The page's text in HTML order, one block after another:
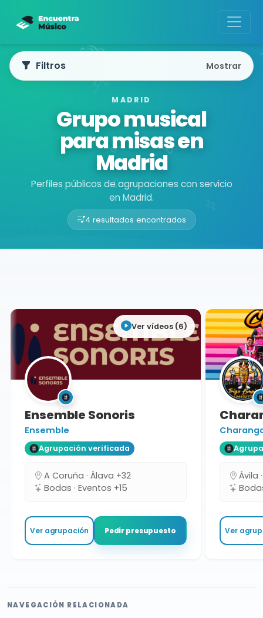
MADRID
Grupo musical
para misas en
Madrid
Perfiles públicos de agrupaciones con servicio
en Madrid.
4 resultados encontrados
Buscador de músicos
Filtros Mostrar
Ver vídeos (6)
Ensemble Sonoris
Ensemble
Agrupación verificada
A Coruña · Álava +32
Bodas · Eventos +15
Ver agrupación Pedir presupuesto
Ávila ·
Bodas
Ver
NAVEGACIÓN RELACIONADA